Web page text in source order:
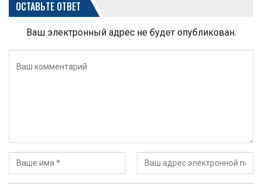
ОСТАВЬТЕ ОТВЕТ
Ваш электронный адрес не будет опубликован.